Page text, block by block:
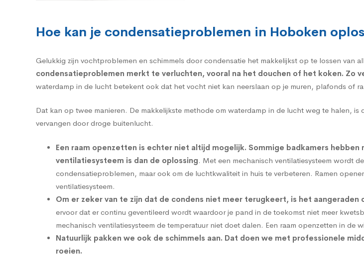
Hoe kan je condensatieproblemen in Hoboken
Gelukkig zijn vochtproblemen en schimmels door condensatie het makkelijkst op te lossen van
condensatieproblemen merkt te verluchten, vooral na het douchen of het koken. Zo
waterdamp in de lucht betekent ook dat het vocht niet kan neerslaan op je muren, plafonds of
Dat kan op twee manieren. De makkelijkste methode om waterdamp in de lucht weg te halen,
vervangen door droge buitenlucht.
Een raam openzetten is echter niet altijd mogelijk. Sommige badkamers
ventilatiesysteem is dan de oplossing. Met een mechanisch ventilatiesysteem wordt
condensatieproblemen, maar ook om de luchtkwaliteit in huis te verbeteren. Ramen
ventilatiesysteem.
Om er zeker van te zijn dat de condens niet meer terugkeert, is het aangeraden
ervoor dat er continu geventileerd wordt waardoor je pand in de toekomst niet meer
mechanisch ventilatiesysteem de temperatuur niet doet dalen. Een raam openzetten in de
Natuurlijk pakken we ook de schimmels aan. Dat doen we met professionele
roeien.